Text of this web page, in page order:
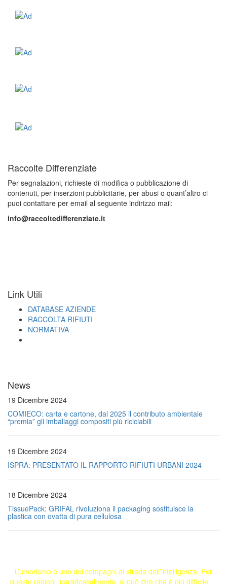
Raccolte Differenziate
Per segnalazioni, richieste di modifica o pubblicazione di
contenuti, per inserzioni pubblicitarie, per abusi o quant’altro ci
puoi contattare per email al seguente indirizzo mail:
info@raccoltedifferenziate.it
Link Utili
DATABASE AZIENDE
RACCOLTA RIFIUTI
NORMATIVA
News
19 Dicembre 2024
COMIECO: carta e cartone, dal 2025 il contributo ambientale
“premia” gli imballaggi compositi più riciclabili
19 Dicembre 2024
ISPRA: PRESENTATO IL RAPPORTO RIFIUTI URBANI 2024
18 Dicembre 2024
TissuePack: GRIFAL rivoluziona il packaging sostituisce la
plastica con ovatta di pura cellulosa
L’umorismo è uno dei compagni di strada dell’intelligenza. Per
queste ragioni, paradossalmente, si può dire che è più difficile …